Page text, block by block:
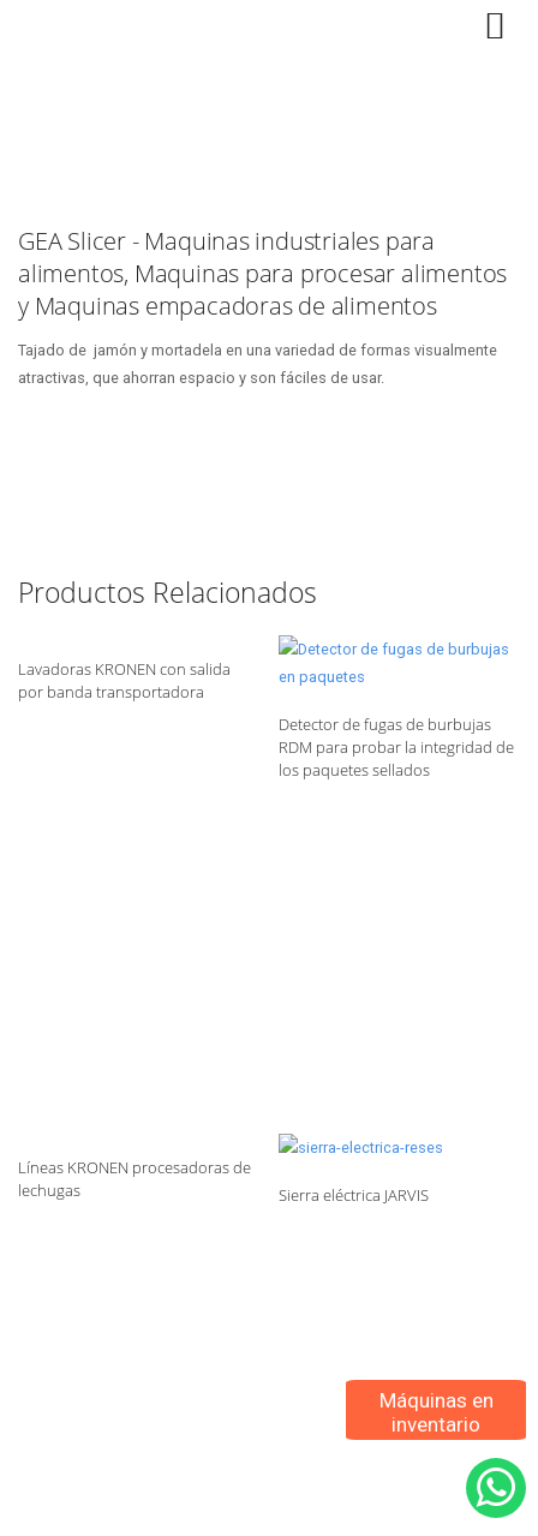
Máquinas en
inventario
GEA Slicer - Maquinas industriales para
alimentos, Maquinas para procesar alimentos
y Maquinas empacadoras de alimentos
Tajado de jamón y mortadela en una variedad de formas visualmente
atractivas, que ahorran espacio y son fáciles de usar.
Productos Relacionados
Lavadoras KRONEN con salida
por banda transportadora
Detector de fugas de burbujas
RDM para probar la integridad de
los paquetes sellados
Líneas KRONEN procesadoras de
lechugas
Sierra eléctrica JARVIS